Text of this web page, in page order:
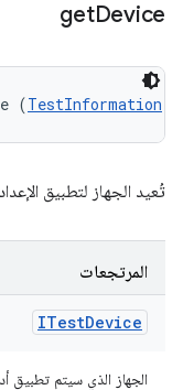
getDevice
(TestInformation
تُعيد الجهاز لتطبيق
المرتجعات
ITestDevice
الجهاز الذي سيتم تطبيق